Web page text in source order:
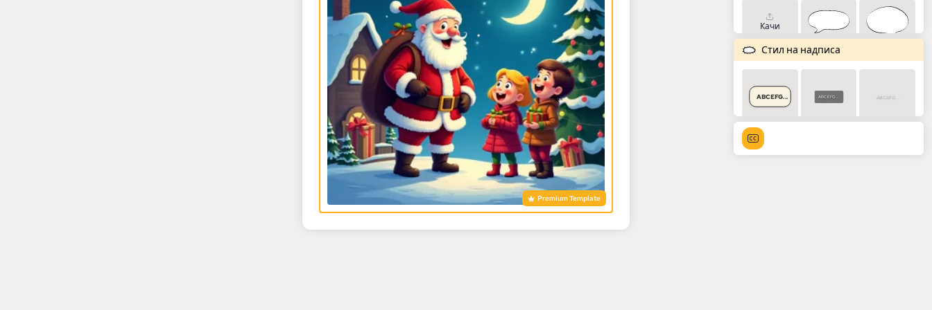
Premium Template
Качи
Стил на надписа
ABCEFG... ABCEFG... ABCEFG...
ABCEFG... ABCEFG...